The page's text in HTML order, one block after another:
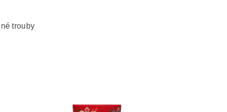
trouby